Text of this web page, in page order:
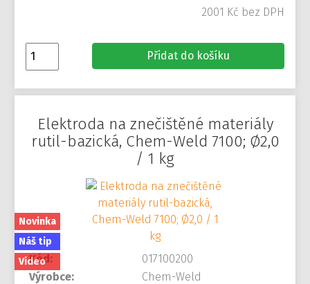
2001 Kč bez DPH
Přidat do košíku
Elektroda na znečištěné materiály
rutil-bazická, Chem-Weld 7100; Ø2,0
/ 1 kg
Novinka
Náš tip
Video
Kód:
017100200
Výrobce:
Chem-Weld